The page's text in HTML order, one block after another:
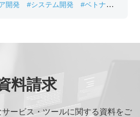
開発 #システム開発
#ベトナムIT
料請求
ービス・ツールに関する資料をご